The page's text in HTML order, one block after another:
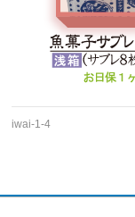
iwai-1-4